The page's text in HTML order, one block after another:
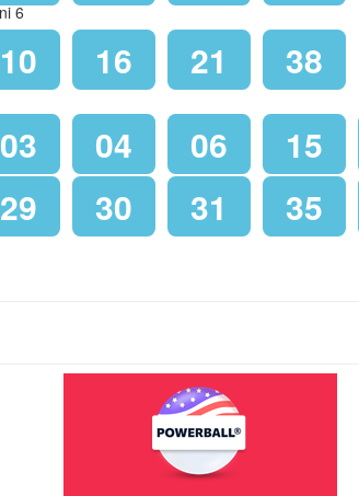
6
10 16 21 38
03 04 06 15
29 30 31 35